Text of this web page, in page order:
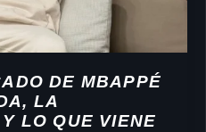
DE MBAPPÉ
LA
LO QUE VIENE